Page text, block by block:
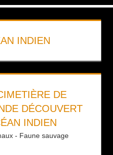
INDIEN
DE
DÉCOUVERT
INDIEN
- Faune sauvage